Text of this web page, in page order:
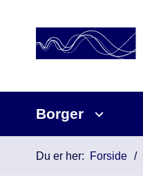
Borger
Du er her: Forside